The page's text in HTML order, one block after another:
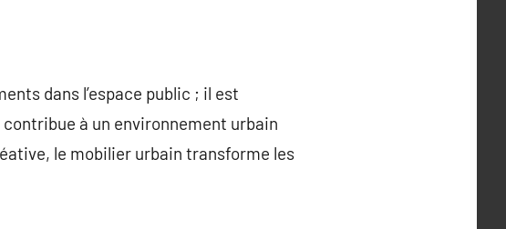
dans l’espace public ; il est
à un environnement urbain
le mobilier urbain transforme les